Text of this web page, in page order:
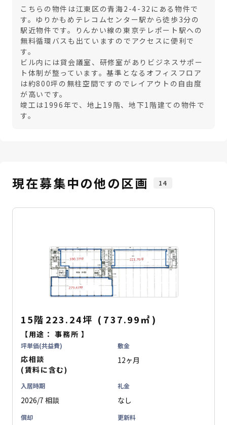
こちらの物件は江東区の青海2-4-32にある物件で
す。ゆりかもめテレコムセンター駅から徒歩3分の
駅近物件です。りんかい線の東京テレポート駅への
無料循環バスも出ていますのでアクセスに便利で
す。
ビル内には貸会議室、研修室がありビジネスサポー
ト体制が整っています。基準となるオフィスフロア
は約800坪の無柱空間ですのでレイアウトの自由度
が高いです。
竣工は1996年で、地上19階、地下1階建ての物件で
す。
現在募集中の他の区画 14
15階 223.24坪 ( 737.99㎡ )
【用途：事務所 】
坪単価(共益費)
応相談
(賃料に含む)
敷金
12ヶ月
入居時期
2026/7 相談
礼金
なし
償却 更新料